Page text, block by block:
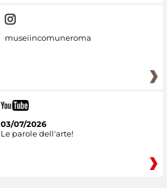
museiincomuneroma
03/07/2026
Le parole dell'arte!